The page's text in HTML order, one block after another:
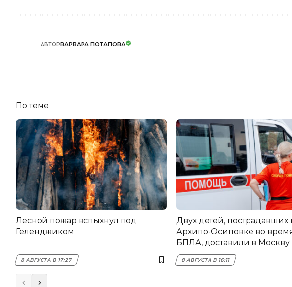
АВТОРВАРВАРА ПОТАПОВА
По теме
Лесной пожар вспыхнул под
Геленджиком
8 АВГУСТА В 17:27
Двух детей, пострадавших
Архипо-Осиповке во
БПЛА, доставили в Москву
8 АВГУСТА В 16:11